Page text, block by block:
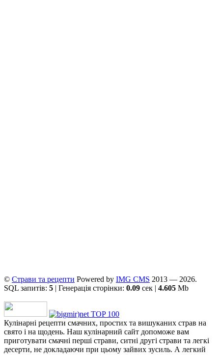
© Страви та рецепти Powered by ІMG CMS 2013 — 2026.
SQL запитів: 5 | Генерація сторінки: 0.09 сек | 4.605 Mb
Кулінарні рецепти смачних, простих та вишуканих страв на
свято і на щодень. Наш кулінарний сайт допоможе вам
приготувати смачні перші страви, ситні другі страви та легкі
десерти, не докладаючи при цьому зайвих зусиль. А легкий